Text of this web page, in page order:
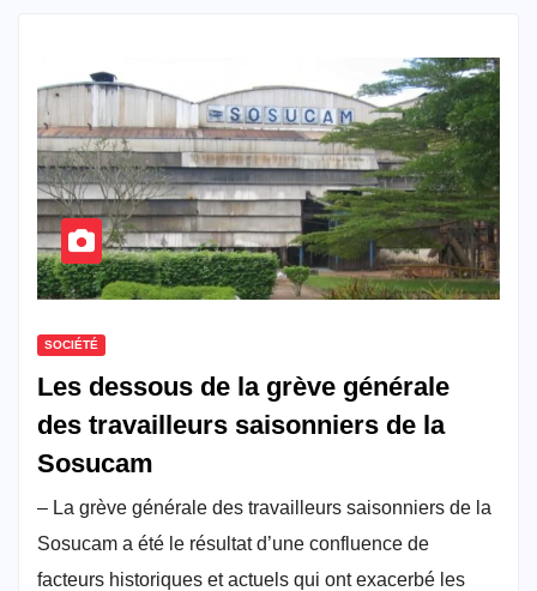
SOCIÉTÉ
Les dessous de la grève générale
des travailleurs saisonniers de la
Sosucam
– La grève générale des travailleurs saisonniers de la
Sosucam a été le résultat d’une confluence de
facteurs historiques et actuels qui ont exacerbé les